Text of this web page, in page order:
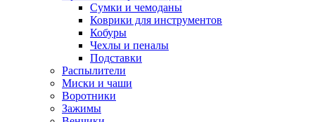
Сумки и чемоданы
Коврики для инструментов
Кобуры
Чехлы и пеналы
Подставки
Распылители
Миски и чаши
Воротники
Зажимы